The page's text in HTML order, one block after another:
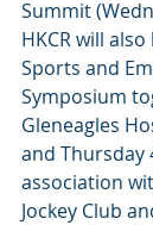
Summit
HKCR will
Sports and
Symposium
Gleneagles
and Thursday
association
Jockey Club